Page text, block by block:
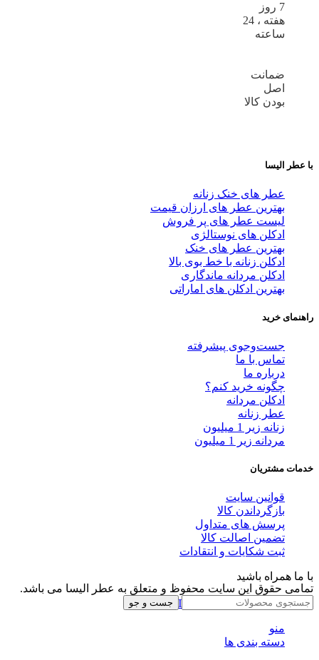
7 روز
هفته ، 24
ساعته
ضمانت
اصل
بودن کالا
با عطر الیسا
عطر های خنک زنانه
بهترین عطر های ارزان قیمت
لیست عطر های پر فروش
ادکلن های نوستالژی
بهترین عطر های خنک
ادکلن زنانه با خط بوی بالا
ادکلن مردانه ماندگاری
بهترین ادکلن های اماراتی
راهنمای خرید
جست‌وجوی پیشرفته
تماس با ما
درباره ما
چگونه خرید کنم؟
ادکلن مردانه
عطر زنانه
زنانه زیر 1 میلیون
مردانه زیر 1 میلیون
خدمات مشتریان
قوانین سایت
بازگرداندن کالا
پرسش های متداول
تضمین اصالت کالا
ثبت شکایات و انتقادات
با ما همراه باشید
Telegram Whatsapp Instagram
تمامی حقوق این سایت محفوظ و متعلق به عطر الیسا می باشد.
جست و جو
منو
دسته بندی ها